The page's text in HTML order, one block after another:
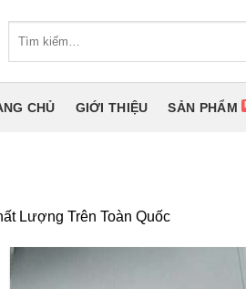
kiếm:
CHỦ GIỚI THIỆU SẢN PHẨM
Lượng Trên Toàn Quốc